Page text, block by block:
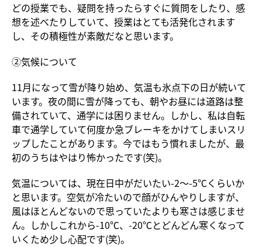
どの授業でも、疑問を持ったらすぐに質問をしたり、感
想を述べたりしていて、授業はとても活発化されます
し、その積極性が素敵だなと思います。
②気候について
11月になって雪が降り始め、気温も氷点下の日が続いて
います。夜の間に雪が降っても、朝やお昼には道路は整
備されていて、通学には困りません。しかし、私は自転
車で通学していて何度か急ブレーキをかけてしまいスリ
ップしたことがあります。今ではもう慣れましたが、最
初のうちはやはり怖かったです(笑)。
気温については、現在日中がだいたい-2〜-5℃くらいか
と思います。空気が冷たいので顔がひんやりしますが、
風はほとんどないので思っていたよりも寒さは感じませ
ん。しかしこれから-10℃、 -20℃とどんどん寒くなって
いくため少し心配です(笑)。